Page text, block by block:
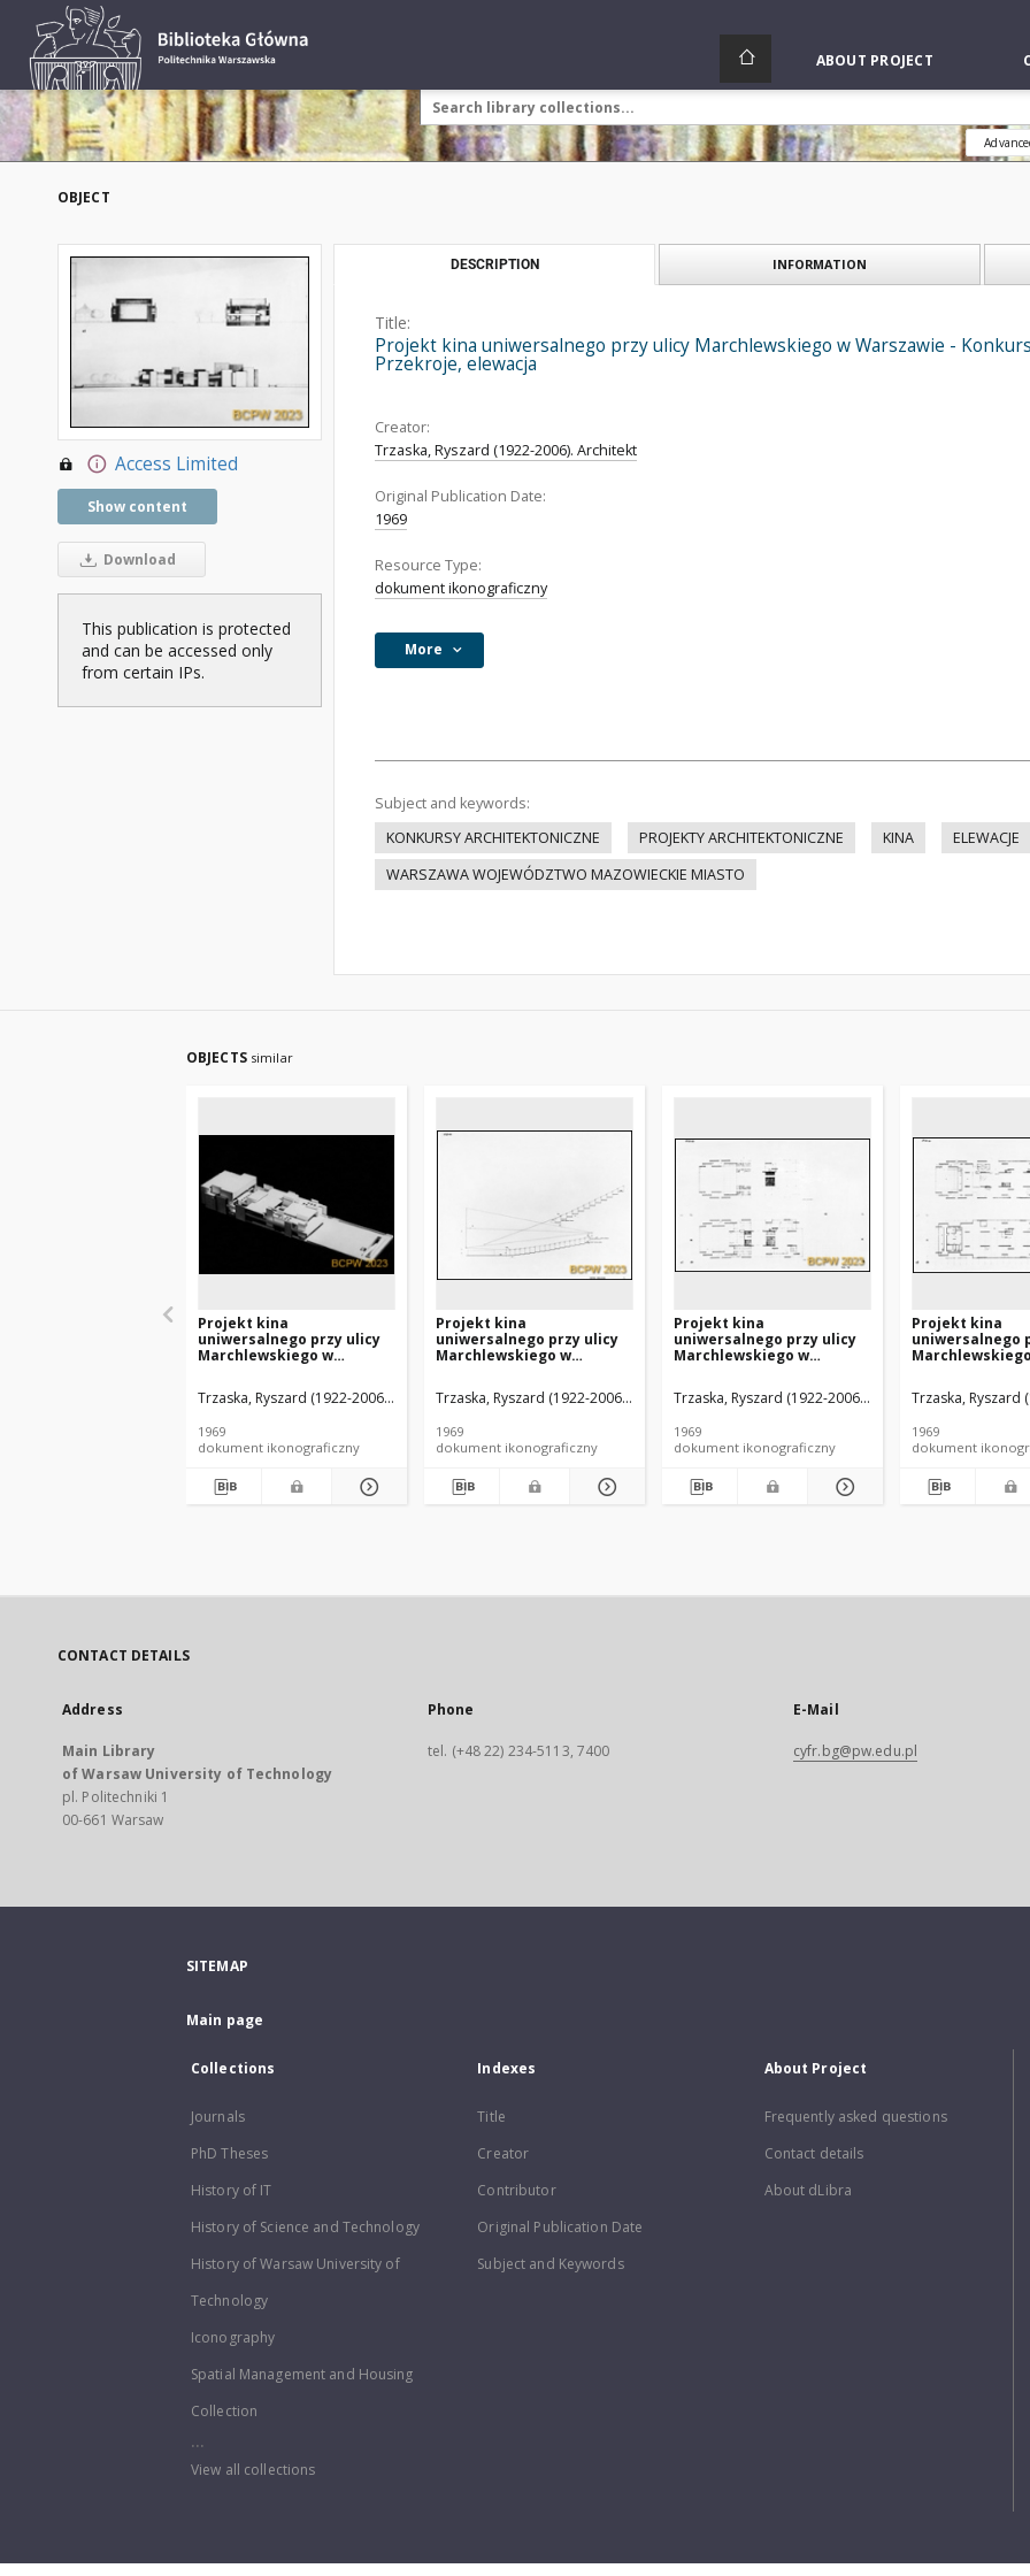
ABOUT PROJECT
OBJECT
Access Limited
Show content
Download
This publication is protected
and can be accessed only
from certain IPs.
DESCRIPTION INFORMATION
Title:
Projekt kina uniwersalnego przy ulicy Marchlewskiego w Warszawie -
Przekroje, elewacja
Creator:
Trzaska, Ryszard (1922-2006). Architekt
Original Publication Date:
1969
Resource Type:
dokument ikonograficzny
More
Subject and keywords:
KONKURSY ARCHITEKTONICZNE
PROJEKTY ARCHITEKTONICZNE KINA
ELEWACJE
WARSZAWA WOJEWÓDZTWO MAZOWIECKIE MIASTO
OBJECTS similar
Projekt kina
uniwersalnego przy ulicy
Marchlewskiego w
nr 417 : praca nr 104, I
nagroda. Zdj. 5, Makieta
Trzaska, Ryszard (1922-2006). Architekt Janczewski, Jacek (1938-2017). Architekt Perpełyś, Piotr (1940- ). Architekt
1969
dokument ikonograficzny
Projekt kina
uniwersalnego przy ulicy
Marchlewskiego w
nr 417 : praca nr 104, I
nagroda. Zdj. 4, Wykres
Trzaska, Ryszard (1922-2006). Architekt Janczewski, Jacek (1938-2017). Architekt Perpełyś,
1969
dokument ikonograficzny
Projekt kina
uniwersalnego przy ulicy
Marchlewskiego w
nr 417 : praca nr 104, I
nagroda. Zdj. 2, Rzuty
Trzaska, Ryszard (1922-2006). Architekt Janczewski,
1969
dokument ikonograficzny
Projekt kina
uniwersalnego
nr 417 : praca nr
nagroda. Zdj. 3,
Trzaska, Ryszard
1969
dokument
CONTACT DETAILS
Address
Main Library
of Warsaw University of Technology
pl. Politechniki 1
00-661 Warsaw
Phone
tel. (+48 22) 234-5113, 7400
E-Mail
cyfr.bg@pw.edu.pl
SITEMAP
Main page
Collections
Journals
PhD Theses
History of IT
History of Science and Technology
History of Warsaw University of
Technology
Iconography
Spatial Management and Housing
Collection
...
View all collections
Indexes
Title
Creator
Contributor
Original Publication Date
Subject and Keywords
About Project
Frequently asked questions
Contact details
About dLibra